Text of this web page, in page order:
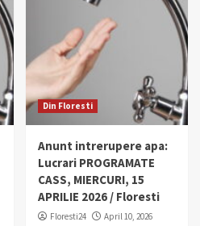
Din Floresti
Anunt intrerupere apa:
Lucrari PROGRAMATE
CASS, MIERCURI, 15
APRILIE 2026 / Floresti
Floresti24 April 10, 2026